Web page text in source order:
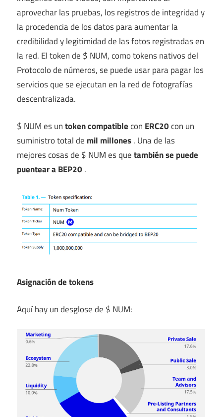
aprovechar las pruebas, los registros de integridad y
la procedencia de los datos para aumentar la
credibilidad y legitimidad de las fotos registradas en
la red. El token de $ NUM, como tokens nativos del
Protocolo de números, se puede usar para pagar los
servicios que se ejecutan en la red de fotografías
descentralizada.
$ NUM es untoken compatiblecon ERC20con un
suministro total de mil millones. Una de las
mejores cosas de $ NUM es quetambién se puede
puentear a BEP20 .
Asignación de tokens
Aquí hay un desglose de $ NUM: